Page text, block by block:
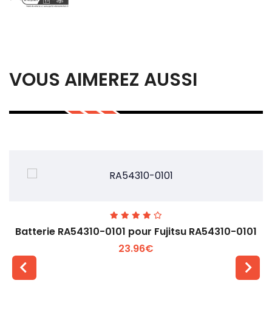
VOUS AIMEREZ AUSSI
Batterie RA54310-0101 pour Fujitsu RA54310-0101
23.96€